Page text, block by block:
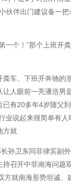
伙伴出门建议备一
个！”那个上班开
车、下班开奔驰的
人眼前一亮潘浩男
已有20多年4岁随父
业说起来很简单有
方就
卫东同菲律宾副外
召开中菲南海问题
方就南海形势坦诚